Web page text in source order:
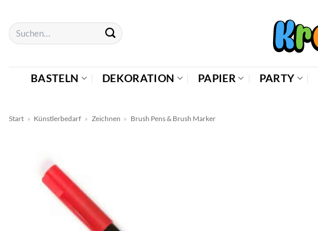
Inhalt
springen
Suchen
nach:
BASTELN DEKORATION PAPIER PARTY
Start » Künstlerbedarf » Zeichnen » Brush Pens & Brush Marker